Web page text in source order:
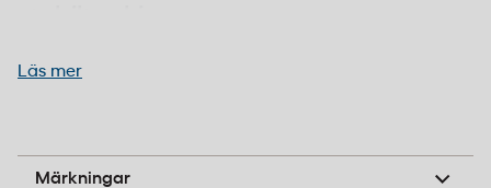
Den breda ryggen på 60 mm rymmer en betydande
löpande påfyllning. Träryggen ger stadga åt
Läs mer
Märkningar
B-pil